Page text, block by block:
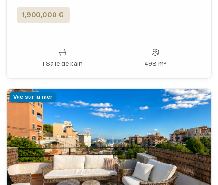
1,900,000 €
1 Salle de bain 498 m²
Vue sur la mer